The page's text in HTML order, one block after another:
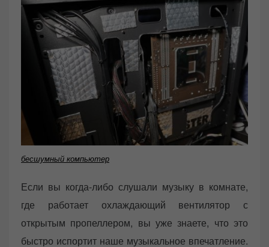
бесшумный компьютер
Если вы когда-либо слушали музыку в комнате,
где работает охлаждающий вентилятор с
открытым пропеллером, вы уже знаете, что это
быстро испортит наше музыкальное впечатление.